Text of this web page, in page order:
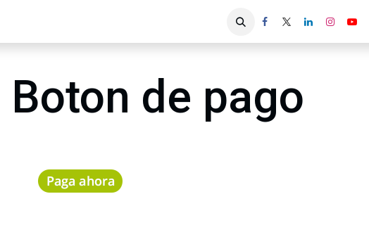
Boton de pago